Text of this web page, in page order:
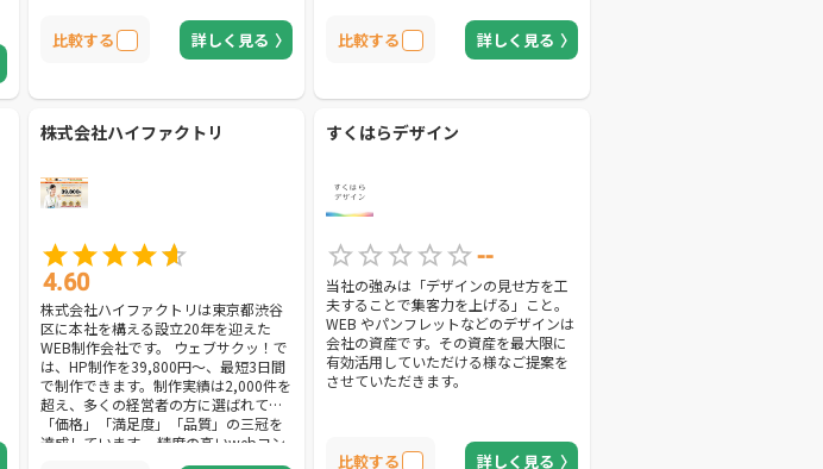
マーケティング、ロゴデザイン、紙媒
体のデザイン、動画制作等幅広いトー
タル提案をしてくれるのも大きな魅力
比較する 詳しく見る
ルティング、パンフレット・名刺など
のDTPデザインまで、幅広いサービス
をご提供いたします。
比較する 詳しく見る
株式会社ハイファクトリ
4.60
株式会社ハイファクトリは東京都渋谷
区に本社を構える設立20年を迎えた
WEB制作会社です。 ウェブサクッ！で
は、HP制作を39,800円～、最短3日間
で制作できます。制作実績は2,000件を
超え、多くの経営者の方に選ばれて
「価格」「満足度」「品質」の三冠を
達成しています。 精度の高いwebコン
サルタントのヒアリングを通しターゲ
すくはらデザイン
--
当社の強みは「デザインの見せ方を工
夫することで集客力を上げる」こと。
WEB やパンフレットなどのデザインは
会社の資産です。その資産を最大限に
有効活用していただける様なご提案を
させていただきます。
比較する 詳しく見る